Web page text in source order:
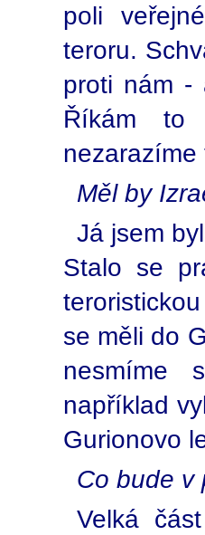
poli
teroru.
proti nám -
Říkám to
Měl by
Já jsem
Stalo se
se měli do
nesmíme
například
Gurionovo
Co bude v
Velká